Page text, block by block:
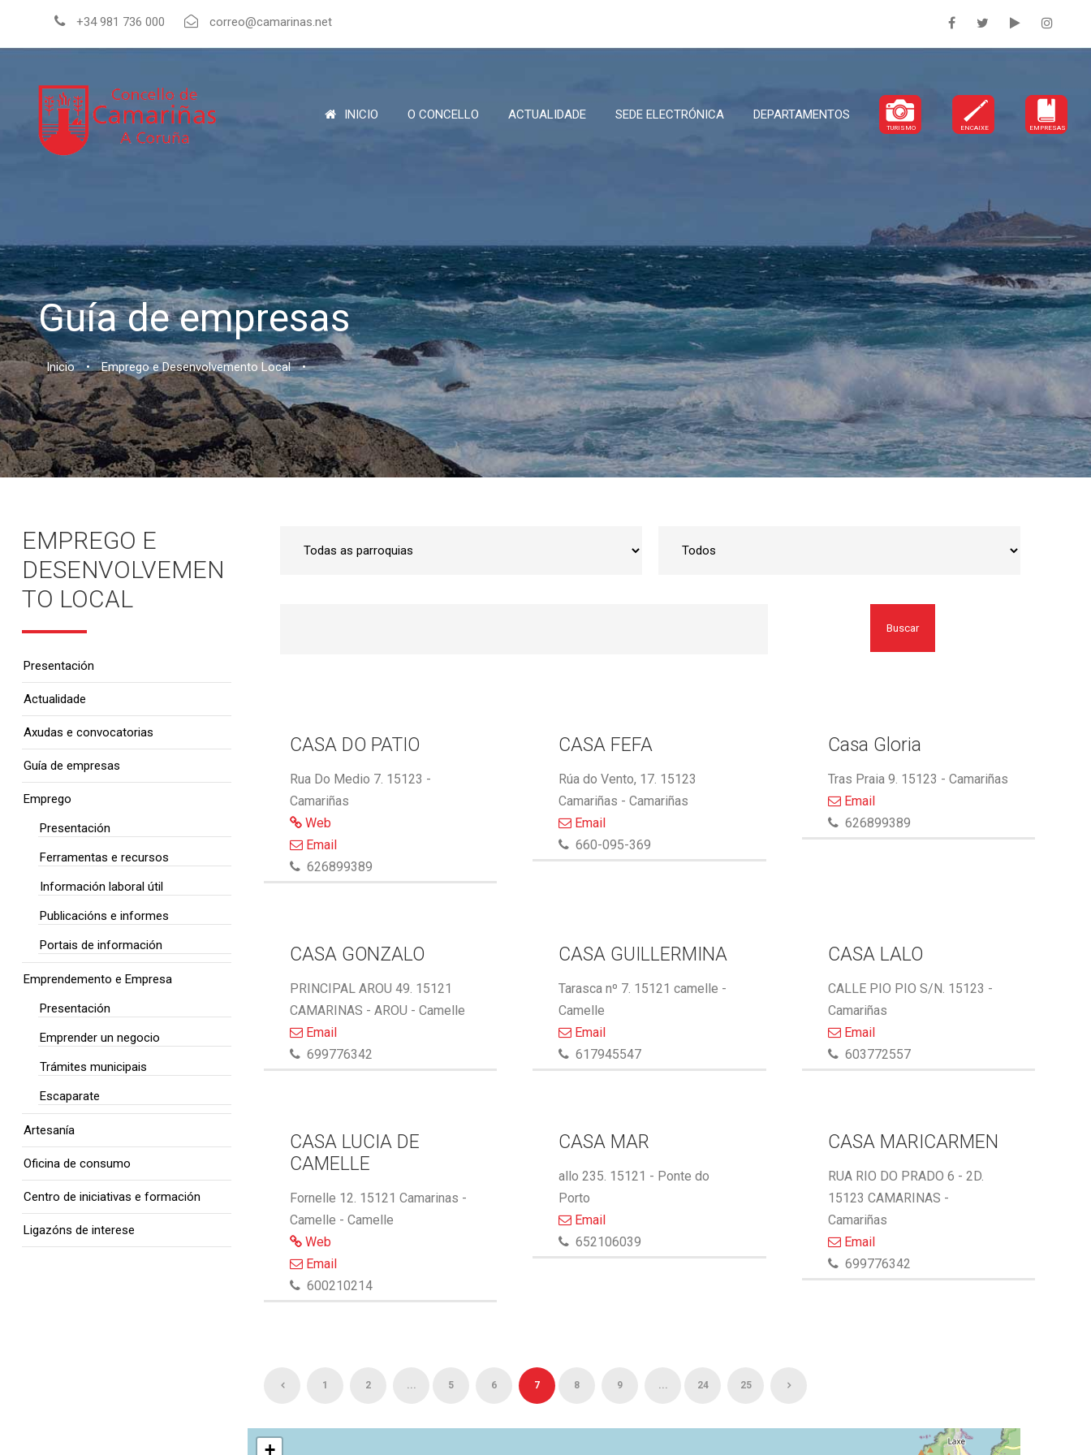
+34 981 736 000 correo@camarinas.net
INICIO O CONCELLO ACTUALIDADE SEDE ELECTRÓNICA DEPARTAMENTOS
TURISMO ENCAIXE EMPRESAS
Guía de empresas
Inicio • Emprego e Desenvolvemento Local •
Buscar
CASA DO PATIO
Rua Do Medio 7. 15123 -
Camariñas
Web
Email
626899389
CASA FEFA
Rúa do Vento, 17. 15123
Camariñas - Camariñas
Email
660-095-369
Casa Gloria
Tras Praia 9. 15123 - Camariñas
Email
626899389
CASA GONZALO
PRINCIPAL AROU 49. 15121
CAMARINAS - AROU - Camelle
Email
699776342
CASA GUILLERMINA
Tarasca nº 7. 15121 camelle -
Camelle
Email
617945547
CASA LALO
CALLE PIO PIO S/N. 15123 -
Camariñas
Email
603772557
CASA LUCIA DE
CAMELLE
Fornelle 12. 15121 Camarinas -
Camelle - Camelle
Web
Email
600210214
CASA MAR
allo 235. 15121 - Ponte do
Porto
Email
652106039
CASA MARICARMEN
RUA RIO DO PRADO 6 - 2D.
15123 CAMARINAS -
Camariñas
Email
699776342
1 2 ... 5 6 7 8 9 ... 24 25
+
EMPREGO E
DESENVOLVEMEN
TO LOCAL
Presentación
Actualidade
Axudas e convocatorias
Guía de empresas
Emprego
Presentación
Ferramentas e recursos
Información laboral útil
Publicacións e informes
Portais de información
Emprendemento e Empresa
Presentación
Emprender un negocio
Trámites municipais
Escaparate
Artesanía
Oficina de consumo
Centro de iniciativas e formación
Ligazóns de interese